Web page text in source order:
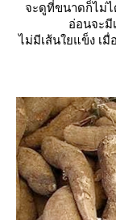
จะดูที่ขนาดก็ไม่
อ่อนจะมี
ไม่มีเส้นใยแข็ง เ